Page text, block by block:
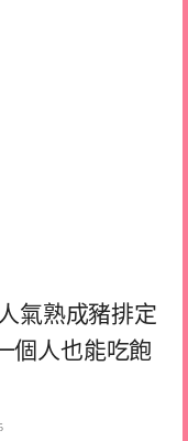
氣熟成豬排定
個人也能吃飽